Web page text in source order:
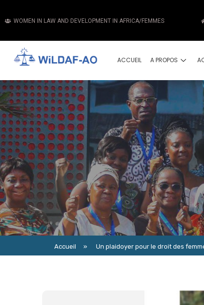
WOMEN IN LAW AND DEVELOPMENT IN AFRICA/FEMMES
ACCUEIL A PROPOS
Accueil » Un plaidoyer pour le droit des